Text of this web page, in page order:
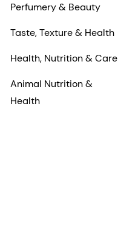
Perfumery & Beauty
Taste, Texture & Health
Health, Nutrition & Care
Animal Nutrition &
Health